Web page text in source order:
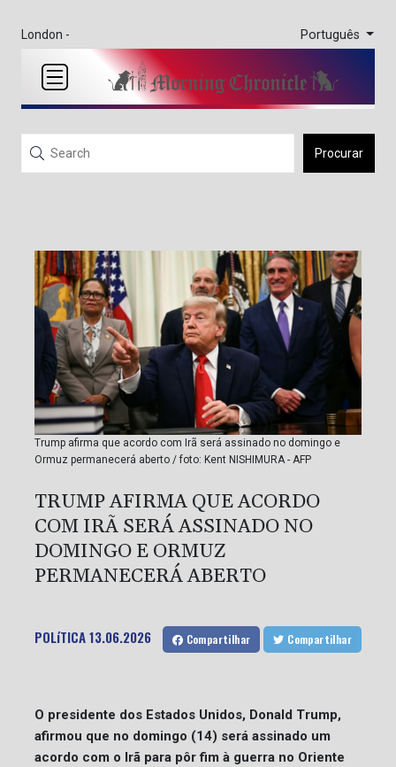
London - Português
Procurar
Trump afirma que acordo com Irã será assinado no domingo e
Ormuz permanecerá aberto / foto: Kent NISHIMURA - AFP
TRUMP AFIRMA QUE ACORDO
COM IRÃ SERÁ ASSINADO NO
DOMINGO E ORMUZ
PERMANECERÁ ABERTO
POLíTICA13.06.2026 Compartilhar Compartilhar
O presidente dos Estados Unidos, Donald Trump,
afirmou que no domingo (14) será assinado um
acordo com o Irã para pôr fim à guerra no Oriente